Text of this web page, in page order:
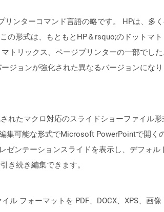
ンターコマンド言語の略です。 HPは、多
形式は、もともとHP＆rsquo;のドットマ
トリックス、ページプリンターの一部でし
ジョンが強化された異なるバージョンにな
れたマクロ対応のスライドショーファイル
集可能な形式でMicrosoft PowerPointで開く
ゼンテーションスライドを表示し、デフォ
き続き編集できます。
フォーマットを PDF、DOCX、XPS、画像